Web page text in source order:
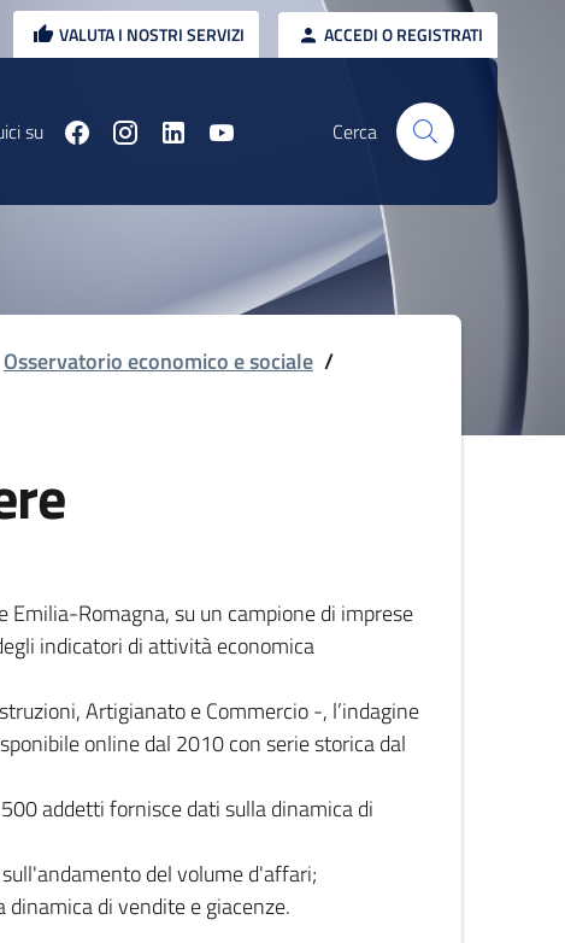
VALUTA I NOSTRI SERVIZI ACCEDI O REGISTRATI
su Cerca
Osservatorio economico e sociale /
Romagna, su un campione di imprese
indicatori di attività economica
Artigianato e Commercio -, l’indagine
online dal 2010 con serie storica dal
addetti fornisce dati sulla dinamica di
del volume d'affari;
di vendite e giacenze.